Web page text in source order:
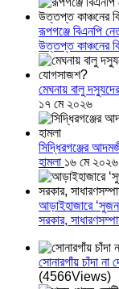
রূপগঞ্জে বিএনপি
উত্তপ্ত কাঞ্চনের
মেঘনায় বালু
১৭ মে ২০২৬
সিদ্ধিরগঞ্জের
হামলা ১৬ মে ২০২৬
আড়াইহাজারে
সরকার,
সোনারগাঁয় চাঁদা
(4566Views)